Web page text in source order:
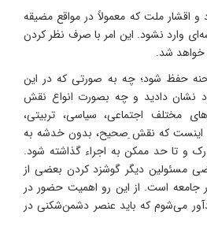
و اقشار ملت که معمولاً در مواقع مضیقه
وارد نشود. این امر با صرف نظر کردن
خواهد شد.
حفظ شود؛ چه به صورتی که در این
نشان دادید و چه بصورت انواع نقش
مختلف اجتماعی، سیاسی، تربیتی،
اینست که نقش ِصحیح، بدون خدشه به
و تا حد ممکن به اجراء گذاشته شود.
مسئولین دیگر گوشزد کردن بعضی از
جامعه است. از این رو اهمیت حضور در
قدس ۱۴۴۷ را یادآور می‌شوم که باید عنصر دشمن‌شکنی در